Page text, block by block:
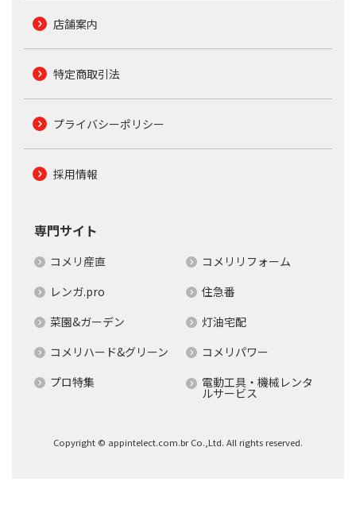
店舗案内
特定商取引法
プライバシーポリシー
採用情報
専門サイト
コメリ産直
コメリリフォーム
レンガ.pro
住急番
菜園&ガーデン
灯油宅配
コメリハード&グリーン
コメリパワー
プロ特集
電動工具・機械レンタ
ルサービス
Copyright © appintelect.com.br Co.,Ltd. All rights reserved.